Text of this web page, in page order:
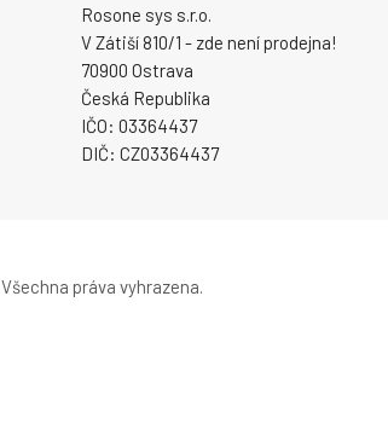
Rosone sys s.r.o.
V Zátiší 810/1 - zde není prodejna!
70900 Ostrava
Česká Republika
IČO: 03364437
DIČ: CZ03364437
Všechna práva vyhrazena.